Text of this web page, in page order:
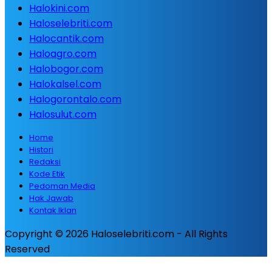
Halokini.com
Haloselebriti.com
Halocantik.com
Haloagro.com
Halobogor.com
Halokalsel.com
Halogorontalo.com
Halosulut.com
Home
Histori
Redaksi
Kode Etik
Pedoman Media
Hak Jawab
Kontak Iklan
Copyright © 2026 Haloselebriti.com - All Rights
Reserved